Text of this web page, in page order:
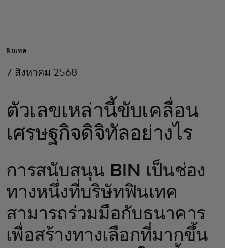
สำหรับธุรกิจ
สำหรับผู้สร้างนวัตกรรม
ฟินเทค
7 สิงหาคม 2568
ตัวเลขเหล่านี้ขับเคลื่อน
เศรษฐกิจดิจิทัลอย่างไร
การสนับสนุน BIN เป็นช่อง
ทางหนึ่งที่บริษัทฟินเทค
สามารถร่วมมือกับธนาคาร
เพื่อสร้างทางเลือกที่มากขึ้น